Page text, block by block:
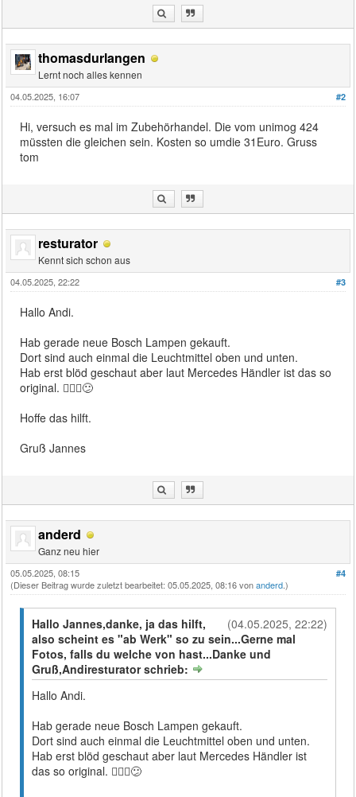
thomasdurlangen
Lernt noch alles kennen
#2
04.05.2025, 16:07
Hi, versuch es mal im Zubehörhandel. Die vom unimog 424
müssten die gleichen sein. Kosten so umdie 31Euro. Gruss
tom
resturator
Kennt sich schon aus
#3
04.05.2025, 22:22
Hallo Andi.
Hab gerade neue Bosch Lampen gekauft.
Dort sind auch einmal die Leuchtmittel oben und unten.
Hab erst blöd geschaut aber laut Mercedes Händler ist das so
original. 🤷🏼‍♂️😕
Hoffe das hilft.
Gruß Jannes
anderd
Ganz neu hier
#4
05.05.2025, 08:15
(Dieser Beitrag wurde zuletzt bearbeitet: 05.05.2025, 08:16 vonanderd.)
(04.05.2025, 22:22)
Hallo Jannes,danke, ja das hilft,
also scheint es "ab Werk" so zu sein...Gerne mal
Fotos, falls du welche von hast...Danke und
Gruß,Andiresturator schrieb:
Hallo Andi.
Hab gerade neue Bosch Lampen gekauft.
Dort sind auch einmal die Leuchtmittel oben und unten.
Hab erst blöd geschaut aber laut Mercedes Händler ist
das so original. 🤷🏼‍♂️😕